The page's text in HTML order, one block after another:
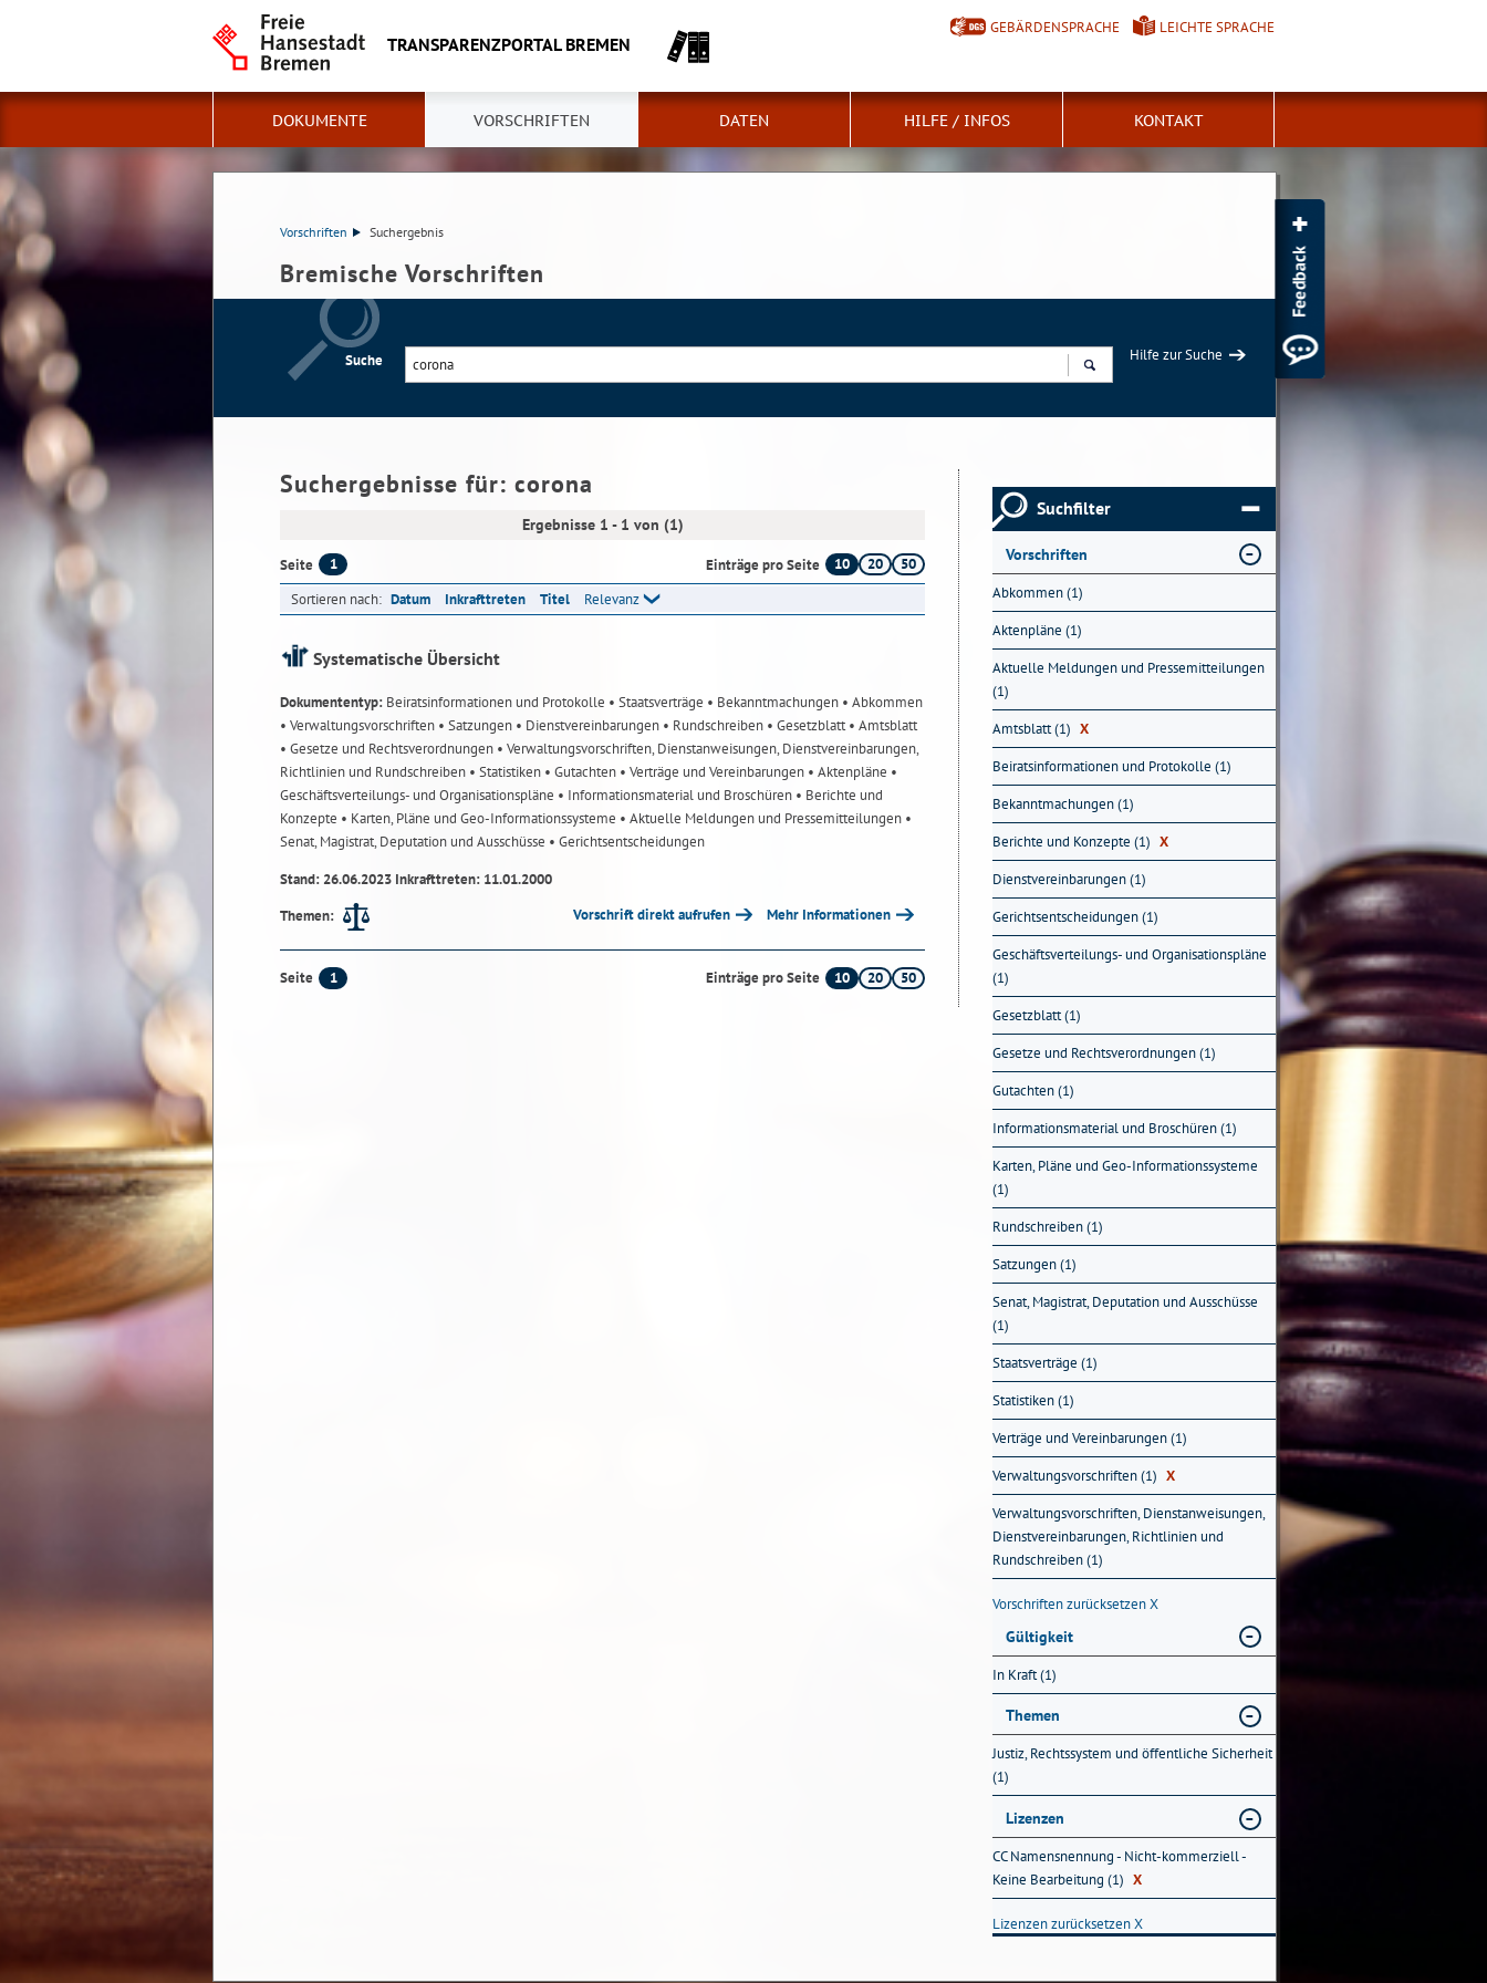
TRANSPARENZPORTAL BREMEN
GEBÄRDENSPRACHE LEICHTE SPRACHE
DOKUMENTE VORSCHRIFTEN DATEN HILFE / INFOS KONTAKT
Vorschriften Suchergebnis
Bremische Vorschriften
Suche
Hilfe zur Suche
Suchergebnisse für: corona
Ergebnisse 1 - 1 von (1)
Seite 1 Einträge pro Seite 10 20
50
Sortieren nach: Datum Inkrafttreten Titel Relevanz
Systematische Übersicht
Dokumententyp: Beiratsinformationen und Protokolle • Staatsverträge • Bekanntmachungen • Abkommen
• Verwaltungsvorschriften • Satzungen • Dienstvereinbarungen • Rundschreiben • Gesetzblatt• Amtsblatt
• Gesetze und Rechtsverordnungen • Verwaltungsvorschriften, Dienstanweisungen, Dienstvereinbarungen,
Richtlinien und Rundschreiben • Statistiken • Gutachten • Verträge und Vereinbarungen • Aktenpläne •
Geschäftsverteilungs- und Organisationspläne • Informationsmaterial und Broschüren • Berichte und
Konzepte • Karten, Pläne und Geo-Informationssysteme • Aktuelle Meldungen und Pressemitteilungen •
Senat, Magistrat, Deputation und Ausschüsse • Gerichtsentscheidungen
Stand: 26.06.2023 Inkrafttreten: 11.01.2000
Themen:
Vorschrift direkt aufrufen Mehr Informationen
Seite 1 Einträge pro Seite 10 20 50
Suchfilter
Vorschriften
Abkommen (1)
Aktenpläne (1)
Aktuelle Meldungen und Pressemitteilungen
(1)
Amtsblatt (1) X
Beiratsinformationen und Protokolle (1)
Bekanntmachungen (1)
Berichte und Konzepte (1) X
Dienstvereinbarungen (1)
Gerichtsentscheidungen (1)
Geschäftsverteilungs- und Organisationspläne
(1)
Gesetzblatt (1)
Gesetze und Rechtsverordnungen (1)
Gutachten (1)
Informationsmaterial und Broschüren (1)
Karten, Pläne und Geo-Informationssysteme
(1)
Rundschreiben (1)
Satzungen (1)
Senat, Magistrat, Deputation und Ausschüsse
(1)
Staatsverträge (1)
Statistiken (1)
Verträge und Vereinbarungen (1)
Verwaltungsvorschriften (1) X
Verwaltungsvorschriften, Dienstanweisungen,
Dienstvereinbarungen, Richtlinien und
Rundschreiben (1)
Vorschriften zurücksetzenX
Gültigkeit
In Kraft (1)
Themen
Justiz, Rechtssystem und öffentliche Sicherheit
(1)
Lizenzen
CC Namensnennung - Nicht-kommerziell -
Keine Bearbeitung (1) X
Lizenzen zurücksetzenX